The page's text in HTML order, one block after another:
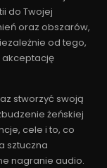
do Twojej
oraz obszarów,
od tego,
akceptację
stworzyć swoją
żeńskiej
cele i to, co
sztuczna
nagranie audio.